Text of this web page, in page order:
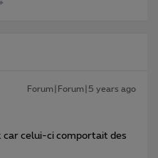
Forum|Forum|5 years ago
car celui-ci comportait des